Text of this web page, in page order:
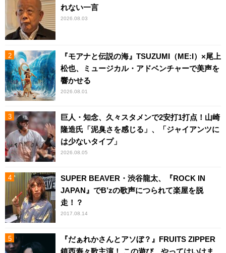
れない一言
2026.08.03
『モアナと伝説の海』TSUZUMI（ME:I）×尾上
松也、ミュージカル・アドベンチャーで美声を
響かせる
2026.08.01
巨人・知念、久々スタメンで2安打1打点！山崎
隆造氏「泥臭さを感じる」、「ジャイアンツに
は少ないタイプ」
2026.08.05
SUPER BEAVER・渋谷龍太、『ROCK IN
JAPAN』でB’zの歌声につられて楽屋を脱
走！？
2017.08.14
『だぁれかさんとアソぼ？』FRUITS ZIPPER
鎮西寿々歌主演！ この遊び、やってはいけま